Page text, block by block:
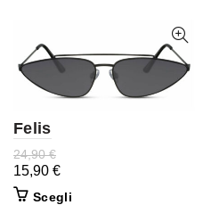
Felis
24,90€
15,90 €
Scegli